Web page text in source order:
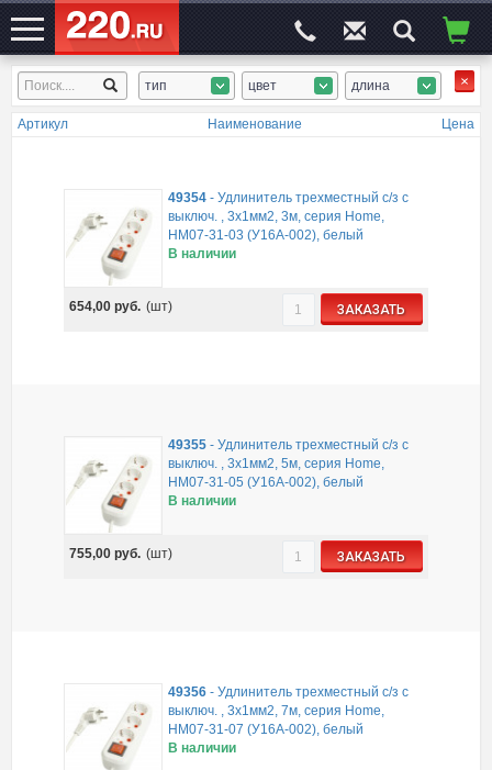
ЭЛЕКТРОСАЙТ№1 тип цвет длина
Артикул Наименование Цена
49354 -Удлинитель трехместный с/з с
выключ. , 3x1мм2, 3м, серия Home,
HM07-31-03 (У16А-002), белый
В наличии
654,00руб. (шт) ЗАКАЗАТЬ
49355 -Удлинитель трехместный с/з с
выключ. , 3x1мм2, 5м, серия Home,
HM07-31-05 (У16А-002), белый
В наличии
755,00руб. (шт) ЗАКАЗАТЬ
49356 -Удлинитель трехместный с/з с
выключ. , 3x1мм2, 7м, серия Home,
HM07-31-07 (У16А-002), белый
В наличии